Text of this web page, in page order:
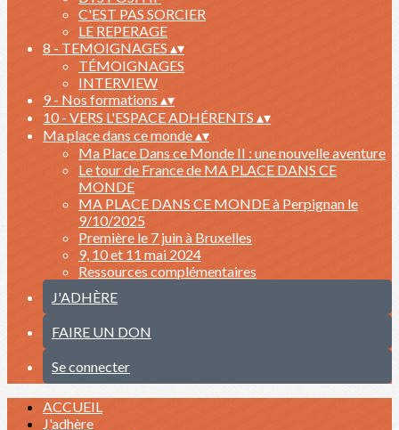
C'EST PAS SORCIER
LE REPERAGE
8 - TEMOIGNAGES ▴▾
TÉMOIGNAGES
INTERVIEW
9 - Nos formations ▴▾
10 - VERS L'ESPACE ADHÉRENTS ▴▾
Ma place dans ce monde▴▾
Ma Place Dans ce Monde II : une nouvelle aventure
Le tour de France de MA PLACE DANS CE
MONDE
MA PLACE DANS CE MONDE à Perpignan le
9/10/2025
Première le 7 juin à Bruxelles
9, 10 et 11 mai 2024
Ressources complémentaires
J'ADHÈRE
FAIRE UN DON
Se connecter
ACCUEIL
J'adhère